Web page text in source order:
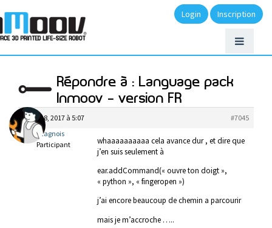
Login Inscription
Répondre à : Language pack
Inmoov – version FR
février 8, 2017 à 5:07
#7045
lecagnois
Participant
whaaaaaaaaaa cela avance dur , et dire que
j’en suis seulement à
ear.addCommand(« ouvre ton doigt »,
« python », « fingeropen »)
j’ai encore beaucoup de chemin a parcourir
mais je m’accroche …..